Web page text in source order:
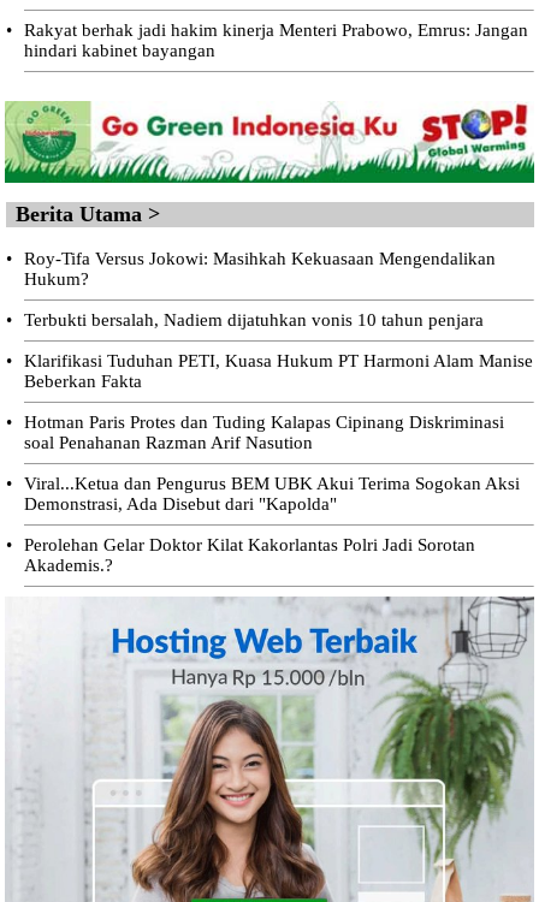
•
Rakyat berhak jadi hakim kinerja Menteri Prabowo, Emrus: Jangan
hindari kabinet bayangan
Berita Utama >
•
Roy-Tifa Versus Jokowi: Masihkah Kekuasaan Mengendalikan
Hukum?
• Terbukti bersalah, Nadiem dijatuhkan vonis 10 tahun penjara
•
Klarifikasi Tuduhan PETI, Kuasa Hukum PT Harmoni Alam Manise
Beberkan Fakta
•
Hotman Paris Protes dan Tuding Kalapas Cipinang Diskriminasi
soal Penahanan Razman Arif Nasution
•
Viral...Ketua dan Pengurus BEM UBK Akui Terima Sogokan Aksi
Demonstrasi, Ada Disebut dari "Kapolda"
•
Perolehan Gelar Doktor Kilat Kakorlantas Polri Jadi Sorotan
Akademis.?